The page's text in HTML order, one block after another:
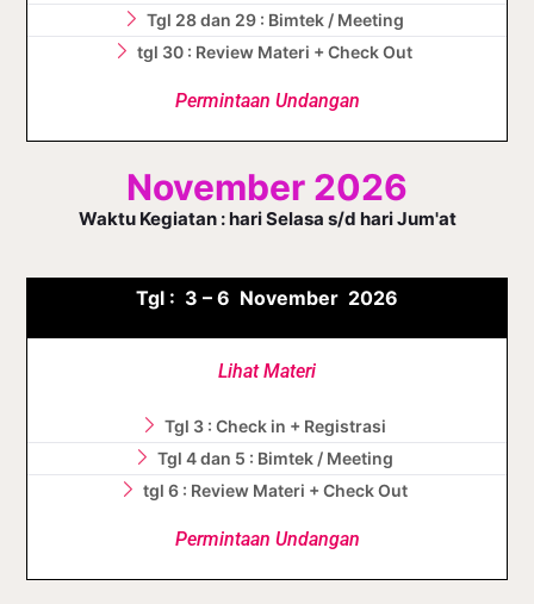
Tgl 28 dan 29 : Bimtek / Meeting
tgl 30 : Review Materi + Check Out
Permintaan Undangan
November 2026
Waktu Kegiatan : hari Selasa s/d hari Jum'at
Tgl : 3 – 6 November 2026
Lihat Materi
Tgl 3 : Check in + Registrasi
Tgl 4 dan 5 : Bimtek / Meeting
tgl 6 : Review Materi + Check Out
Permintaan Undangan